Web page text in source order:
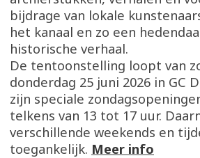
bijdrage van lokale
het kanaal en zo een
historische verhaal.
De tentoonstelling loopt van
donderdag 25 juni 2026 in GC
zijn speciale
telkens van 13 tot 17 uur.
verschillende weekends en
toegankelijk. Meer info